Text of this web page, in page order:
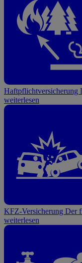
Haftpflichtversicherung
weiterlesen
KFZ-Versicherung Der
weiterlesen